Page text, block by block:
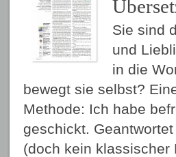
Sie sind
und
in die
bewegt sie selbst?
Methode: Ich habe
geschickt.
(doch kein klassischer